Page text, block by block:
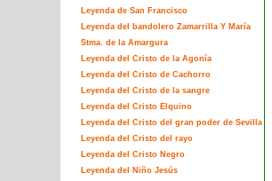
Leyenda de San Francisco
Leyenda del bandolero Zamarrilla Y María
Stma. de la Amargura
Leyenda del Cristo de la Agonía
Leyenda del Cristo de Cachorro
Leyenda del Cristo de la sangre
Leyenda del Cristo Elquino
Leyenda del Cristo del gran poder de Sevilla
Leyenda del Cristo del rayo
Leyenda del Cristo Negro
Leyenda del Niño Jesús